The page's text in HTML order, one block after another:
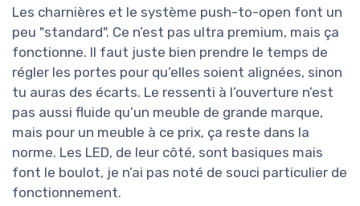
Les charnières et le système push-to-open font un
peu "standard". Ce n’est pas ultra premium, mais ça
fonctionne. Il faut juste bien prendre le temps de
régler les portes pour qu’elles soient alignées, sinon
tu auras des écarts. Le ressenti à l’ouverture n’est
pas aussi fluide qu’un meuble de grande marque,
mais pour un meuble à ce prix, ça reste dans la
norme. Les LED, de leur côté, sont basiques mais
font le boulot, je n’ai pas noté de souci particulier de
fonctionnement.